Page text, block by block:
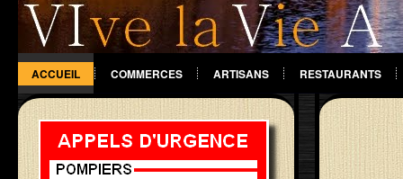
ACCUEIL COMMERCES ARTISANS RESTAURANTS
DIVERS